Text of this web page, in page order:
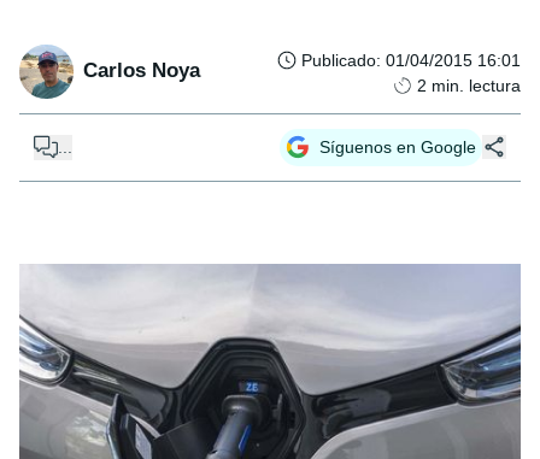
Carlos Noya Publicado: 01/04/2015 16:01
2 min. lectura
Síguenos en Google